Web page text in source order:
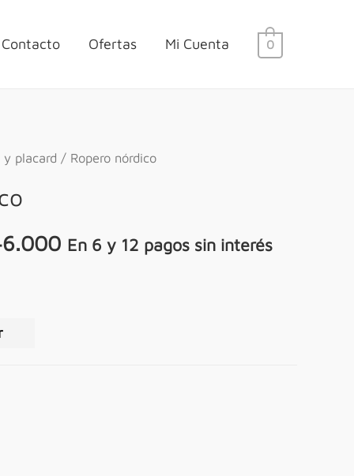
Contacto Ofertas Mi Cuenta 0
y placard / Ropero nórdico
En 6 y 12 pagos sin interés